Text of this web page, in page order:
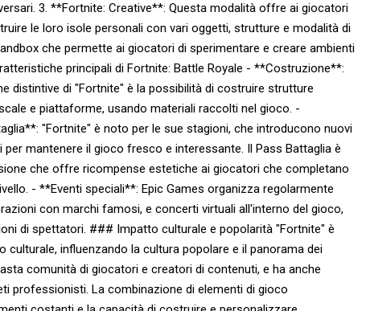
3. **Fortnite: Creative**: Questa modalità offre ai giocatori
le loro isole personali con vari oggetti, strutture e modalità di
che permette ai giocatori di sperimentare e creare ambienti
principali di Fortnite: Battle Royale - **Costruzione**:
distintive di "Fortnite" è la possibilità di costruire strutture
e piattaforme, usando materiali raccolti nel gioco. -
"Fortnite" è noto per le sue stagioni, che introducono nuovi
per mantenere il gioco fresco e interessante. Il Pass Battaglia è
che offre ricompense estetiche ai giocatori che completano
- **Eventi speciali**: Epic Games organizza regolarmente
con marchi famosi, e concerti virtuali all'interno del gioco,
di spettatori. ### Impatto culturale e popolarità "Fortnite" è
culturale, influenzando la cultura popolare e il panorama dei
comunità di giocatori e creatori di contenuti, e ha anche
professionisti. La combinazione di elementi di gioco